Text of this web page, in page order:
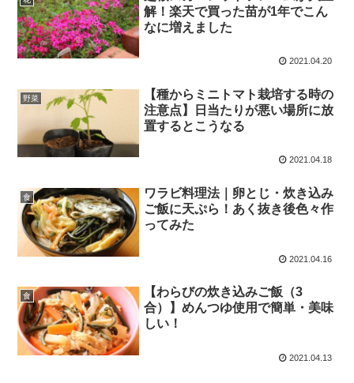
解！楽天で買った苗が1年でこん
なに増えました
2021.04.20
野菜
【種からミニトマト栽培する時の
注意点】日当たりが悪い場所に放
置するとこうなる
2021.04.18
食
ワラビ料理法｜卵とじ・炊き込み
ご飯に天ぷら！あく抜き後色々作
ってみた
2021.04.16
食
【わらびの炊き込みご飯（3
合）】めんつゆ使用で簡単・美味
しい！
2021.04.13